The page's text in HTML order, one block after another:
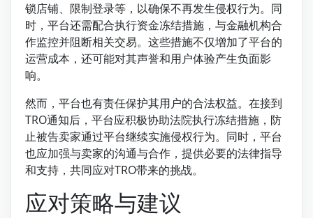
锁店铺、限制登录等，以确保不再发生侵权行为。同
时，平台还需配合执行资金冻结措施，与金融机构合
作监控并阻断相关交易。这些措施不仅增加了平台的
运营成本，还可能对其声誉和用户体验产生负面影
响。
然而，平台也有责任保护其用户的合法权益。在接到
TRO通知后，平台应积极协助法院执行冻结措施，防
止被告卖家通过平台继续实施侵权行为。同时，平台
也应加强与卖家的沟通与合作，提供必要的法律指导
和支持，共同应对TRO带来的挑战。
应对策略与建议